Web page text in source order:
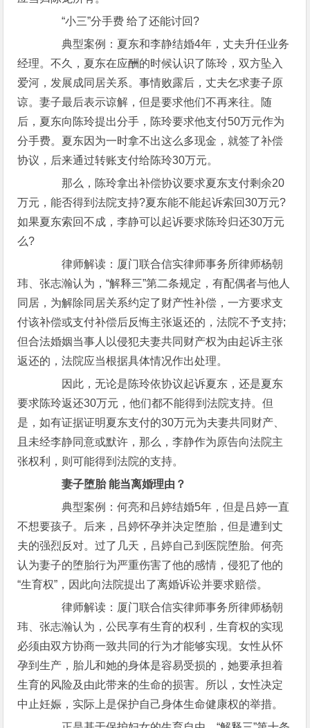
“小三”分手费 给了还能讨回?
典型案例：夏东和李静结婚4年，丈夫升任业务
经理。不久，夏东在应酬的时候认识了陈玲，双方坠入
爱河，发展成同居关系。事情败露后，丈夫乞求妻子原
谅。妻子最后表示谅解，但是要求他们不再来往。随
后，夏东向陈玲提出分手，陈玲要求他支付50万元作为
分手费。夏东因为一时拿不出这么多现金，就签了补偿
协议，后来通过转账支付给陈玲30万元。
那么，陈玲拿出补偿协议要求夏东支付剩余20
万元，能否得到法院支持?夏东能不能起诉索回30万元?
如果夏东索回不成，李静可以起诉要求陈玲归还30万元
么?
律师解读：厦门联合信实律师事务所律师杨朝
玮、张志瀚认为，“解释三”第二条规定，有配偶者与他人
同居，为解除同居关系约定了财产性补偿，一方要求支
付该补偿或支付补偿后反悔主张返还的，法院不予支持;
但合法婚姻当事人以侵犯夫妻共同财产权为由起诉主张
返还的，法院应当根据具体情况作出处理。
因此，无论是陈玲依协议起诉夏东，还是夏东
要求陈玲返还30万元，他们都不能得到法院支持。但
是，如有证据证明夏东支付的30万元为夫妻共同财产、
且未经李静同意或默许，那么，李静作为原告向法院主
张权利，则可能得到法院的支持。
妻子堕胎 能当离婚理由？
典型案例：何亮和吕婷结婚5年，但是吕婷一直
不想要孩子。后来，吕婷怀孕并决定堕胎，但是遭到丈
夫的强烈反对。过了几天，吕婷自己到医院堕胎。何亮
认为妻子的堕胎行为严重伤害了他的感情，侵犯了他的
“生育权”，因此向法院提出了离婚诉讼并要求赔偿。
律师解读：厦门联合信实律师事务所律师杨朝
玮、张志瀚认为，公民享有生育的权利，生育权的实现
必须由双方协商一致共同的行为才能够实现。女性从怀
孕到生产，胎儿和她的身体是容易受损的，她要承担着
生育的风险及由此带来的生命的损害。所以，女性决定
中止妊娠，实际上是保护自己身体生命健康权的举措。